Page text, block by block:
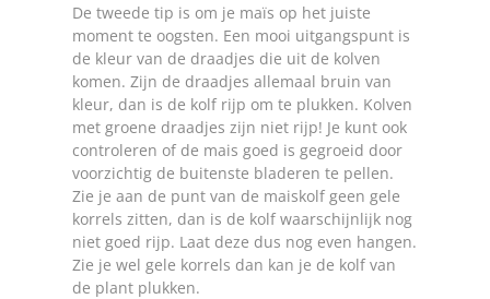
De tweede tip is om je maïs op het juiste
moment te oogsten. Een mooi uitgangspunt is
de kleur van de draadjes die uit de kolven
komen. Zijn de draadjes allemaal bruin van
kleur, dan is de kolf rijp om te plukken. Kolven
met groene draadjes zijn niet rijp! Je kunt ook
controleren of de mais goed is gegroeid door
voorzichtig de buitenste bladeren te pellen.
Zie je aan de punt van de maiskolf geen gele
korrels zitten, dan is de kolf waarschijnlijk nog
niet goed rijp. Laat deze dus nog even hangen.
Zie je wel gele korrels dan kan je de kolf van
de plant plukken.